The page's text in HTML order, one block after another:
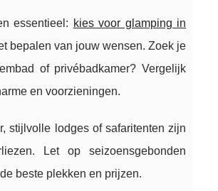
essentieel: kies voor glamping in
bepalen van jouw wensen. Zoek je
of privébadkamer? Vergelijk
en voorzieningen.
stijlvolle lodges of safaritenten zijn
Let op seizoensgebonden
beste plekken en prijzen.